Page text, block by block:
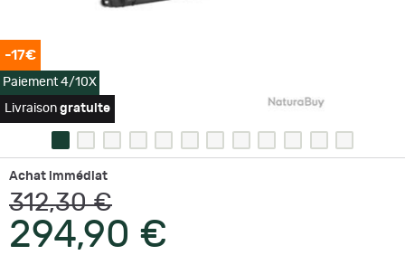
-17€
Paiement 4/10X
Livraison gratuite
Achat immédiat
312,30 €
294,90 €